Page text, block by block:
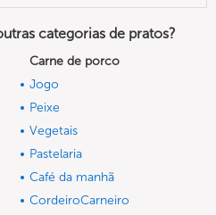
categorias de pratos?
Carne de porco
Jogo
Peixe
Vegetais
Pastelaria
Café da manhã
CordeiroCarneiro